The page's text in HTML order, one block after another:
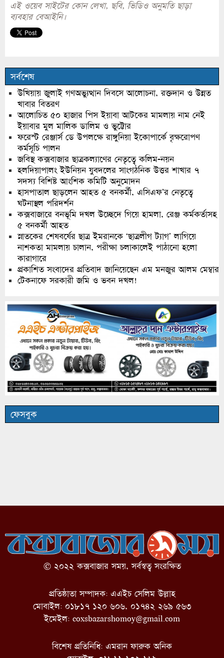
এই ওয়েব সাইটের কোন লেখা, ছবি, ভিডিও অনুমতি ছাড়া
ব্যবহার বেআইনি।
সর্বশেষ
উখিয়ায় জুলাই গণঅভ্যুত্থান দিবসে আলোচনা, রক্তদান ও উন্নত
খাবার বিতরণ
আলোচিত ৫০ হাজার পিস ইয়াবা আটকের মামলায় নাম নেই
ইয়াবার মুল মালিক ডালিম ও ভুট্টোর
ফরেস্ট রেঞ্জার্স ডে উপলক্ষে রাঙ্গুনিয়া ইকোপার্কে বৃক্ষরোপণ
কর্মসূচি পালন
জবিস্থ কক্সবাজার ছাত্রকল্যাণের নেতৃত্বে কলিম-নয়ন
হলদিয়াপালং ইউনিয়ন যুবদলের সাংগঠনিক উত্তর শাখার ৭
সদস্য বিশিষ্ট আংশিক কমিটি অনুমোদন
হাসপাতাল ছাড়লেন আহত ৫ বনকর্মী, এসিএফ’র নেতৃত্বে
ঘটনাস্থল পরিদর্শন
কক্সবাজারে বনভূমি দখল উচ্ছেদে গিয়ে হামলা, রেঞ্জ কর্মকর্তাসহ
৫ বনকর্মী আহত
স্নাতকের শেষবর্ষের ছাত্র ইমরানকে ‘ছাত্রলীগ ট্যাগ’ লাগিয়ে
নাশকতা মামলায় চালান, পরীক্ষা চলাকালেই পাঠানো হলো
কারাগারে
প্রকাশিত সংবাদের প্রতিবাদ জানিয়েছেন এম মনজুর আলম মেম্বার
টেকনাফে সরকারী জমি ও ভবন দখল!
ফেসবুক
© ২০২২ কক্সবাজার সময়, সর্বস্বত্ব সংরক্ষিত
প্রতিষ্ঠাতা সম্পাদক: এএইচ সেলিম উল্লাহ
মোবাইল: ০১৮১৭ ১২০ ৬০৬, ০১৭৪২ ২৬৯ ৫৬৩
ইমেইল: coxsbazarshomoy@gmail.com
বিশেষ প্রতিনিধি: এমরান ফারুক অনিক